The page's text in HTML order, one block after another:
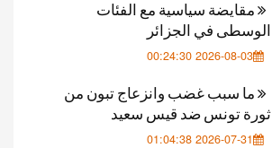
مقايضة سياسية مع الفئات
الوسطى في الجزائر
2026-08-03 00:24:30
ما سبب غضب وانزعاج تبون من
ثورة تونس ضد قيس سعيد
2026-07-31 01:04:38